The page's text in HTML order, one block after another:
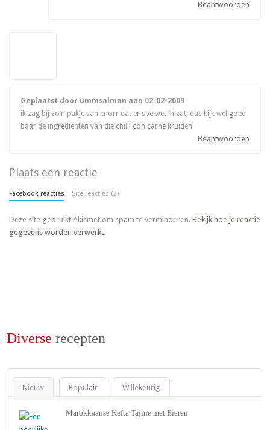
Beantwoorden
Geplaatst door ummsalman aan 02-02-2009
ik zag bij zo’n pakje van knorr dat er spekvet in zat, dus kijk wel goed
baar de ingredienten van die chilli con carne kruiden
Beantwoorden
Plaats een reactie
Facebook reacties Site reacties (2)
Deze site gebruikt Akismet om spam te verminderen.Bekijk hoe je reactie
gegevens worden verwerkt.
Diverse recepten
Nieuw Populair Willekeurig
Marokkaanse Kefta Tajine met Eieren